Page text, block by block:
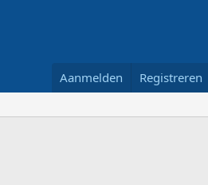
Aanmelden Registreren